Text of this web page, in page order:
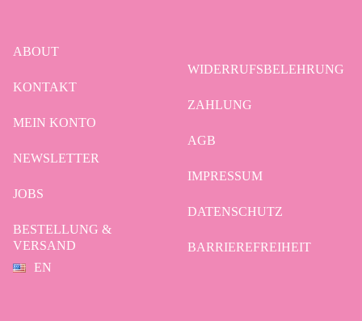
ABOUT
KONTAKT
MEIN KONTO
NEWSLETTER
JOBS
BESTELLUNG &
VERSAND
WIDERRUFSBELEHRUNG
ZAHLUNG
AGB
IMPRESSUM
DATENSCHUTZ
BARRIEREFREIHEIT
EN